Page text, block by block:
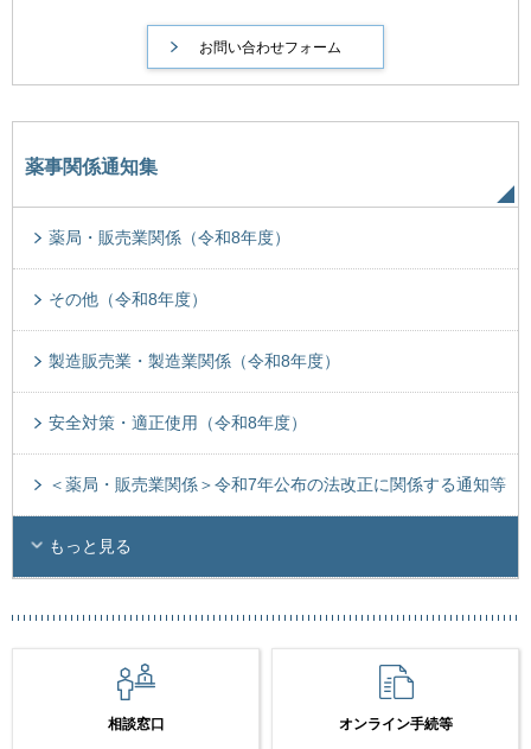
薬事関係通知集
薬局・販売業関係（令和8年度）
その他（令和8年度）
製造販売業・製造業関係（令和8年度）
安全対策・適正使用（令和8年度）
＜薬局・販売業関係＞令和7年公布の法改正に関係する通知等
もっと見る
相談窓口 オンライン手続等